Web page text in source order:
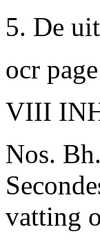
5. De
ocr
VIII
Nos. Bh.
vatting